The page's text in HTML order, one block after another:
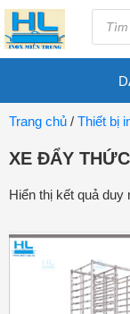
Trang chủ / Thiết bị
XE ĐẨY
Hiển thị kết quả duy